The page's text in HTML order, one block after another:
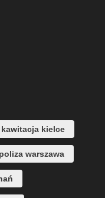
kawitacja kielce
warszawa